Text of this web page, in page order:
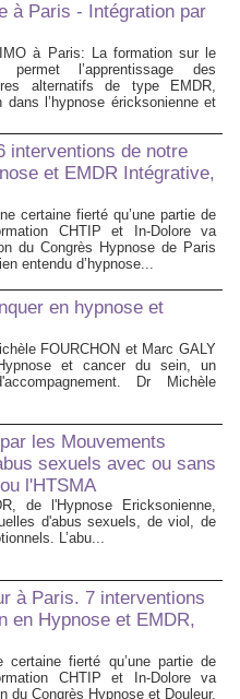
à Paris - Intégration par
à Paris: La formation sur le
permet l’apprentissage des
alternatifs de type EMDR,
dans l’hypnose éricksonienne et
interventions de notre
et EMDR Intégrative,
certaine fierté qu’une partie de
CHTIP et In-Dolore va
du Congrès Hypnose de Paris
entendu d’hypnose...
en hypnose et
FOURCHON et Marc GALY
et cancer du sein, un
Dr Michèle
les Mouvements
sexuels avec ou sans
l'HTSMA
de l'Hypnose Ericksonienne,
d'abus sexuels, de viol, de
L’abu...
à Paris. 7 interventions
en Hypnose et EMDR,
certaine fierté qu’une partie de
CHTIP et In-Dolore va
du Congrès Hypnose et Douleur.